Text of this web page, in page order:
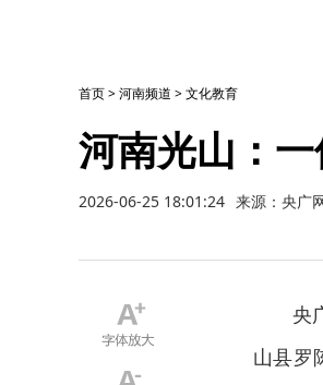
首页>河南频道 >文化教育
河南光山：
2026-06-25 18:01:24 来源：央广
央
山县罗